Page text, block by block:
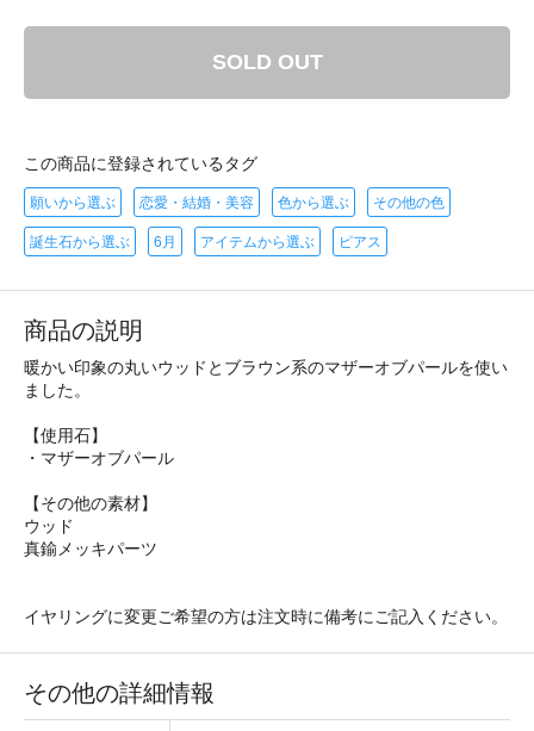
SOLD OUT
この商品に登録されているタグ
願いから選ぶ 恋愛・結婚・美容 色から選ぶ その他の色
誕生石から選ぶ 6月 アイテムから選ぶ ピアス
商品の説明
暖かい印象の丸いウッドとブラウン系のマザーオブパールを使い
ました。
【使用石】
・マザーオブパール
【その他の素材】
ウッド
真鍮メッキパーツ
イヤリングに変更ご希望の方は注文時に備考にご記入ください。
その他の詳細情報